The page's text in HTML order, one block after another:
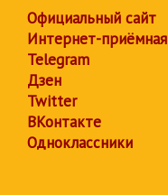
Официальный сайт
Интернет-приёмная
Telegram
Дзен
Twitter
ВКонтакте
Одноклассники